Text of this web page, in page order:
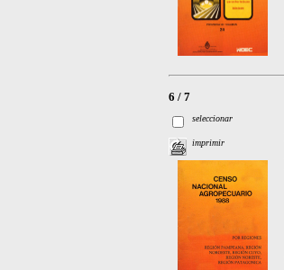
6 / 7
seleccionar
imprimir